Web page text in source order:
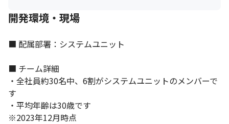
開発環境・現場
■ 配属部署：システムユニット
■ チーム詳細
・全社員約30名中、6割がシステムユニットのメンバーで
す
・平均年齢は30歳です
※2023年12月時点